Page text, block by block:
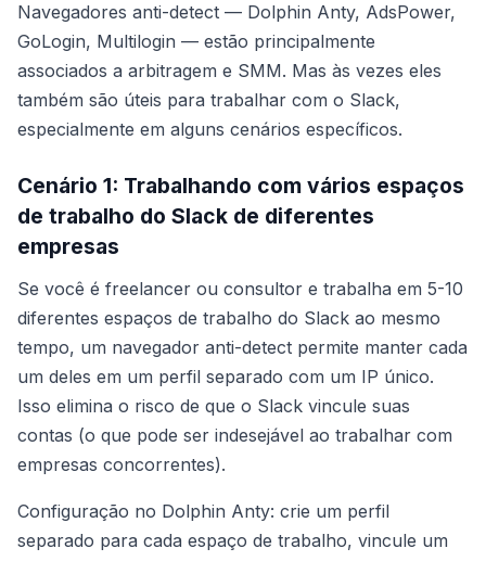
Navegadores anti-detect — Dolphin Anty, AdsPower,
GoLogin, Multilogin — estão principalmente
associados a arbitragem e SMM. Mas às vezes eles
também são úteis para trabalhar com o Slack,
especialmente em alguns cenários específicos.
Cenário 1: Trabalhando com vários espaços
de trabalho do Slack de diferentes
empresas
Se você é freelancer ou consultor e trabalha em 5-10
diferentes espaços de trabalho do Slack ao mesmo
tempo, um navegador anti-detect permite manter cada
um deles em um perfil separado com um IP único.
Isso elimina o risco de que o Slack vincule suas
contas (o que pode ser indesejável ao trabalhar com
empresas concorrentes).
Configuração no Dolphin Anty: crie um perfil
separado para cada espaço de trabalho, vincule um